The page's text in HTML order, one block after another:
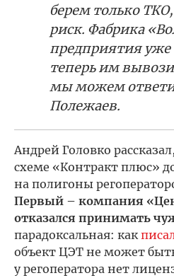
берем только
риск. Фабрика
предприятия
теперь им
мы можем
Полежаев.
Андрей Головко
схеме «Контракт плюс»
на полигоны
Первый – компания
отказался принимать
парадоксальная: как
объект ЦЭТ не может
у регоператора нет